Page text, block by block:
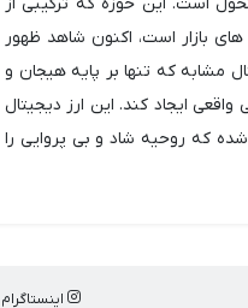
بازار است، اکنون شاهد ظهور
مشابه که تنها بر پایه هیجان و
ایجاد کند. این ارز دیجیتال
وب ۳، در حالی وارد میدان شده که روحیه شاد و بی پروایی را
اینستاگرام